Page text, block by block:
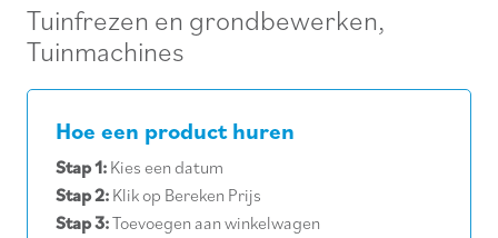
Tuinfrezen en grondbewerken,
Tuinmachines
Hoe een product huren
Stap 1: Kies een datum
Stap 2: Klik op Bereken Prijs
Stap 3:Toevoegen aan winkelwagen